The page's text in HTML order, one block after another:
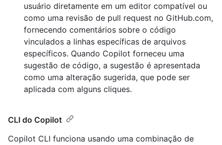
usuário diretamente em um editor compatível ou
como uma revisão de pull request no GitHub.com,
fornecendo comentários sobre o código
vinculados a linhas específicas de arquivos
específicos. Quando Copilot forneceu uma
sugestão de código, a sugestão é apresentada
como uma alteração sugerida, que pode ser
aplicada com alguns cliques.
CLI do Copilot
Copilot CLI funciona usando uma combinação de